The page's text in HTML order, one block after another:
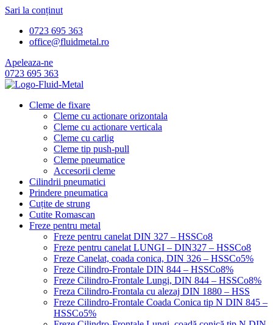
Sari la conținut
0723 695 363
office@fluidmetal.ro
Apeleaza-ne
0723 695 363
Cleme de fixare
Cleme cu actionare orizontala
Cleme cu actionare verticala
Cleme cu carlig
Cleme tip push-pull
Cleme pneumatice
Accesorii cleme
Cilindrii pneumatici
Prindere pneumatica
Cuțite de strung
Cutite Romascan
Freze pentru metal
Freze pentru canelat DIN 327 – HSSCo8
Freze pentru canelat LUNGI – DIN327 – HSSCo8
Freze Canelat, coada conica, DIN 326 – HSSCo5%
Freze Cilindro-Frontale DIN 844 – HSSCo8%
Freze Cilindro-Frontale Lungi, DIN 844 – HSSCo8%
Freza Cilindro-Frontala cu alezaj DIN 1880 – HSS
Freze Cilindro-Frontale Coada Conica tip N DIN 845 –
HSSCo5%